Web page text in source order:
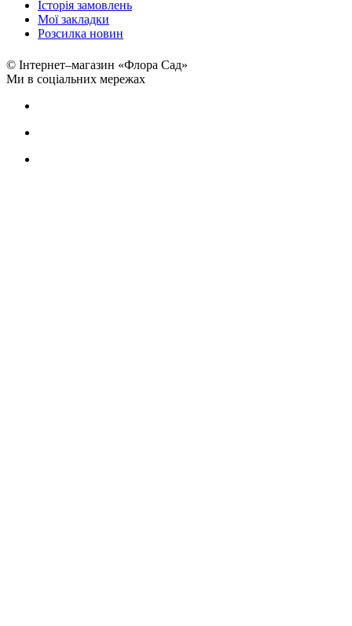
Історія замовлень
Мої закладки
Розсилка новин
© Інтернет–магазин «Флора Сад»
Ми в соціальних мережах